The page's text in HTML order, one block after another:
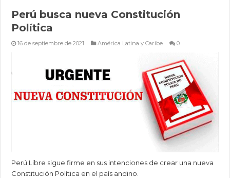
Perú busca nueva Constitución
Política
16 de septiembre de 2021 América Latina y Caribe 0
Perú Libre sigue firme en sus intenciones de crear una nueva
Constitución Política en el país andino.